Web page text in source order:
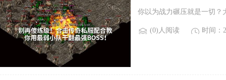
你以为战力碾压就是一切？
(0)人阅读 时间：